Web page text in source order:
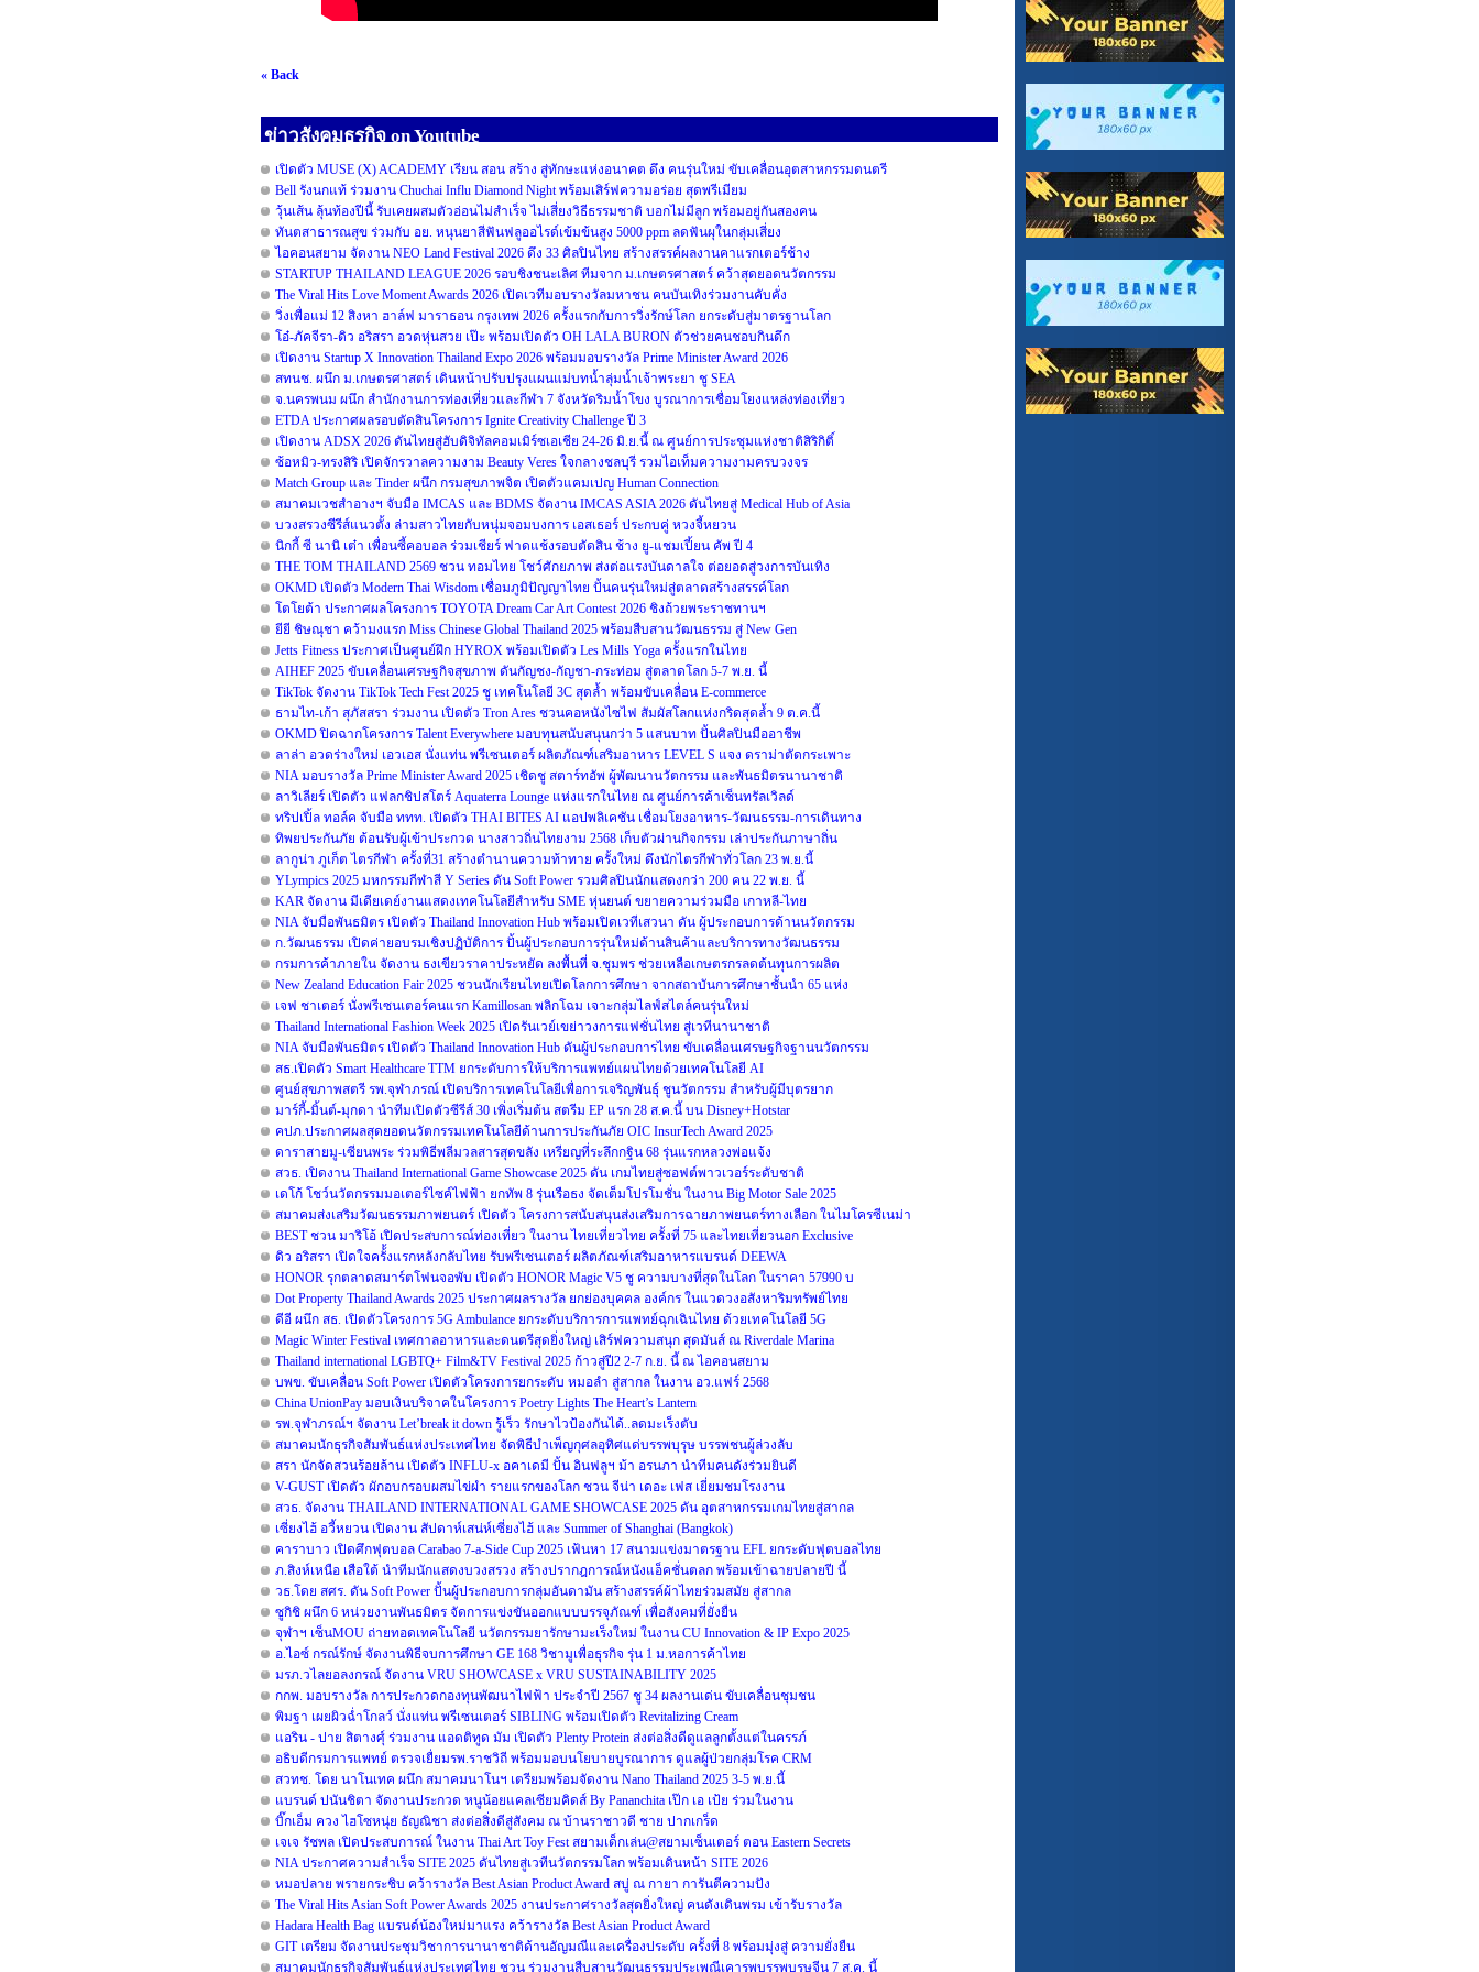
« Back
ข่าวสังคมธุรกิจ on Youtube
เปิดตัว MUSE (X) ACADEMY เรียน สอน สร้าง สู่ทักษะแห่งอนาคต ดึง คนรุ่นใหม่ ขับเคลื่อนอุตสาหกรรมดนตรี
Bell รังนกแท้ ร่วมงาน Chuchai Influ Diamond Night พร้อมเสิร์ฟความอร่อย สุดพรีเมียม
วุ้นเส้น ลุ้นท้องปีนี้ รับเคยผสมตัวอ่อนไม่สำเร็จ ไม่เสี่ยงวิธีธรรมชาติ บอกไม่มีลูก พร้อมอยู่กันสองคน
ทันตสาธารณสุข ร่วมกับ อย. หนุนยาสีฟันฟลูออไรด์เข้มข้นสูง 5000 ppm ลดฟันผุในกลุ่มเสี่ยง
ไอคอนสยาม จัดงาน NEO Land Festival 2026 ดึง 33 ศิลปินไทย สร้างสรรค์ผลงานคาแรกเตอร์ช้าง
STARTUP THAILAND LEAGUE 2026 รอบชิงชนะเลิศ ทีมจาก ม.เกษตรศาสตร์ คว้าสุดยอดนวัตกรรม
The Viral Hits Love Moment Awards 2026 เปิดเวทีมอบรางวัลมหาชน คนบันเทิงร่วมงานคับคั่ง
วิ่งเพื่อแม่ 12 สิงหา ฮาล์ฟ มาราธอน กรุงเทพ 2026 ครั้งแรกกับการวิ่งรักษ์โลก ยกระดับสู่มาตรฐานโลก
โอ๋-ภัคจีรา-ดิว อริสรา อวดหุ่นสวย เป๊ะ พร้อมเปิดตัว OH LALA BURON ตัวช่วยคนชอบกินดึก
เปิดงาน Startup X Innovation Thailand Expo 2026 พร้อมมอบรางวัล Prime Minister Award 2026
สทนช. ผนึก ม.เกษตรศาสตร์ เดินหน้าปรับปรุงแผนแม่บทน้ำลุ่มน้ำเจ้าพระยา ชู SEA
จ.นครพนม ผนึก สำนักงานการท่องเที่ยวและกีฬา 7 จังหวัดริมน้ำโขง บูรณาการเชื่อมโยงแหล่งท่องเที่ยว
ETDA ประกาศผลรอบตัดสินโครงการ Ignite Creativity Challenge ปี 3
เปิดงาน ADSX 2026 ดันไทยสู่ฮับดิจิทัลคอมเมิร์ซเอเชีย 24-26 มิ.ย.นี้ ณ ศูนย์การประชุมแห่งชาติสิริกิติ์
ซ้อหมิว-ทรงสิริ เปิดจักรวาลความงาม Beauty Veres ใจกลางชลบุรี รวมไอเท็มความงามครบวงจร
Match Group และ Tinder ผนึก กรมสุขภาพจิต เปิดตัวแคมเปญ Human Connection
สมาคมเวชสำอางฯ จับมือ IMCAS และ BDMS จัดงาน IMCAS ASIA 2026 ดันไทยสู่ Medical Hub of Asia
บวงสรวงซีรีส์แนวตั้ง ล่ามสาวไทยกับหนุ่มจอมบงการ เอสเธอร์ ประกบคู่ หวงจี้หยวน
นิกกี้ ซี นานิ เต๋า เพื่อนซี้คอบอล ร่วมเชียร์ ฟาดแช้งรอบตัดสิน ช้าง ยู-แชมเปี้ยน คัพ ปี 4
THE TOM THAILAND 2569 ชวน ทอมไทย โชว์ศักยภาพ ส่งต่อแรงบันดาลใจ ต่อยอดสู่วงการบันเทิง
OKMD เปิดตัว Modern Thai Wisdom เชื่อมภูมิปัญญาไทย ปั้นคนรุ่นใหม่สู่ตลาดสร้างสรรค์โลก
โตโยต้า ประกาศผลโครงการ TOYOTA Dream Car Art Contest 2026 ชิงถ้วยพระราชทานฯ
ยียี ชิษณุชา คว้ามงแรก Miss Chinese Global Thailand 2025 พร้อมสืบสานวัฒนธรรม สู่ New Gen
Jetts Fitness ประกาศเป็นศูนย์ฝึก HYROX พร้อมเปิดตัว Les Mills Yoga ครั้งแรกในไทย
AIHEF 2025 ขับเคลื่อนเศรษฐกิจสุขภาพ ดันกัญชง-กัญชา-กระท่อม สู่ตลาดโลก 5-7 พ.ย. นี้
TikTok จัดงาน TikTok Tech Fest 2025 ชู เทคโนโลยี 3C สุดล้ำ พร้อมขับเคลื่อน E-commerce
ธามไท-เก้า สุภัสสรา ร่วมงาน เปิดตัว Tron Ares ชวนคอหนังไซไฟ สัมผัสโลกแห่งกริดสุดล้ำ 9 ต.ค.นี้
OKMD ปิดฉากโครงการ Talent Everywhere มอบทุนสนับสนุนกว่า 5 แสนบาท ปั้นศิลปินมืออาชีพ
ลาล่า อวดร่างใหม่ เอวเอส นั่งแท่น พรีเซนเตอร์ ผลิตภัณฑ์เสริมอาหาร LEVEL S แจง ดราม่าตัดกระเพาะ
NIA มอบรางวัล Prime Minister Award 2025 เชิดชู สตาร์ทอัพ ผู้พัฒนานวัตกรรม และพันธมิตรนานาชาติ
ลาวิเลียร์ เปิดตัว แฟลกชิปสโตร์ Aquaterra Lounge แห่งแรกในไทย ณ ศูนย์การค้าเซ็นทรัลเวิลด์
ทริปเปิ้ล ทอล์ค จับมือ ททท. เปิดตัว THAI BITES AI แอปพลิเคชัน เชื่อมโยงอาหาร-วัฒนธรรม-การเดินทาง
ทิพยประกันภัย ต้อนรับผู้เข้าประกวด นางสาวถิ่นไทยงาม 2568 เก็บตัวผ่านกิจกรรม เล่าประกันภาษาถิ่น
ลากูน่า ภูเก็ต ไตรกีฬา ครั้งที่31 สร้างตำนานความท้าทาย ครั้งใหม่ ดึงนักไตรกีฬาทั่วโลก 23 พ.ย.นี้
YLympics 2025 มหกรรมกีฬาสี Y Series ดัน Soft Power รวมศิลปินนักแสดงกว่า 200 คน 22 พ.ย. นี้
KAR จัดงาน มีเดียเดย์งานแสดงเทคโนโลยีสำหรับ SME หุ่นยนต์ ขยายความร่วมมือ เกาหลี-ไทย
NIA จับมือพันธมิตร เปิดตัว Thailand Innovation Hub พร้อมเปิดเวทีเสวนา ดัน ผู้ประกอบการด้านนวัตกรรม
ก.วัฒนธรรม เปิดค่ายอบรมเชิงปฏิบัติการ ปั้นผู้ประกอบการรุ่นใหม่ด้านสินค้าและบริการทางวัฒนธรรม
กรมการค้าภายใน จัดงาน ธงเขียวราคาประหยัด ลงพื้นที่ จ.ชุมพร ช่วยเหลือเกษตรกรลดต้นทุนการผลิต
New Zealand Education Fair 2025 ชวนนักเรียนไทยเปิดโลกการศึกษา จากสถาบันการศึกษาชั้นนำ 65 แห่ง
เจฟ ชาเตอร์ นั่งพรีเซนเตอร์คนแรก Kamillosan พลิกโฉม เจาะกลุ่มไลฟ์สไตล์คนรุ่นใหม่
Thailand International Fashion Week 2025 เปิดรันเวย์เขย่าวงการแฟชั่นไทย สู่เวทีนานาชาติ
NIA จับมือพันธมิตร เปิดตัว Thailand Innovation Hub ดันผู้ประกอบการไทย ขับเคลื่อนเศรษฐกิจฐานนวัตกรรม
สธ.เปิดตัว Smart Healthcare TTM ยกระดับการให้บริการแพทย์แผนไทยด้วยเทคโนโลยี AI
ศูนย์สุขภาพสตรี รพ.จุฬาภรณ์ เปิดบริการเทคโนโลยีเพื่อการเจริญพันธุ์ ชูนวัตกรรม สำหรับผู้มีบุตรยาก
มาร์กี้-มิ้นต์-มุกดา นำทีมเปิดตัวซีรีส์ 30 เพิ่งเริ่มต้น สตรีม EP แรก 28 ส.ค.นี้ บน Disney+Hotstar
คปภ.ประกาศผลสุดยอดนวัตกรรมเทคโนโลยีด้านการประกันภัย OIC InsurTech Award 2025
ดาราสายมู-เซียนพระ ร่วมพิธีพลีมวลสารสุดขลัง เหรียญที่ระลึกกฐิน 68 รุ่นแรกหลวงพ่อแจ้ง
สวธ. เปิดงาน Thailand International Game Showcase 2025 ดัน เกมไทยสู่ซอฟต์พาวเวอร์ระดับชาติ
เดโก้ โชว์นวัตกรรมมอเตอร์ไซค์ไฟฟ้า ยกทัพ 8 รุ่นเรือธง จัดเต็มโปรโมชั่น ในงาน Big Motor Sale 2025
สมาคมส่งเสริมวัฒนธรรมภาพยนตร์ เปิดตัว โครงการสนับสนุนส่งเสริมการฉายภาพยนตร์ทางเลือก ในไมโครซีเนม่า
BEST ชวน มาริโอ้ เปิดประสบการณ์ท่องเที่ยว ในงาน ไทยเที่ยวไทย ครั้งที่ 75 และไทยเที่ยวนอก Exclusive
ดิว อริสรา เปิดใจครั้้งแรกหลังกลับไทย รับพรีเซนเตอร์ ผลิตภัณฑ์เสริมอาหารแบรนด์ DEEWA
HONOR รุกตลาดสมาร์ตโฟนจอพับ เปิดตัว HONOR Magic V5 ชู ความบางที่สุดในโลก ในราคา 57990 บ
Dot Property Thailand Awards 2025 ประกาศผลรางวัล ยกย่องบุคคล องค์กร ในแวดวงอสังหาริมทรัพย์ไทย
ดีอี ผนึก สธ. เปิดตัวโครงการ 5G Ambulance ยกระดับบริการการแพทย์ฉุกเฉินไทย ด้วยเทคโนโลยี 5G
Magic Winter Festival เทศกาลอาหารและดนตรีสุดยิ่งใหญ่ เสิร์ฟความสนุก สุดมันส์ ณ Riverdale Marina
Thailand international LGBTQ+ Film&TV Festival 2025 ก้าวสู่ปี2 2-7 ก.ย. นี้ ณ ไอคอนสยาม
บพข. ขับเคลื่อน Soft Power เปิดตัวโครงการยกระดับ หมอลำ สู่สากล ในงาน อว.แฟร์ 2568
China UnionPay มอบเงินบริจาคในโครงการ Poetry Lights The Heart’s Lantern
รพ.จุฬาภรณ์ฯ จัดงาน Let’break it down รู้เร็ว รักษาไวป้องกันได้..ลดมะเร็งตับ
สมาคมนักธุรกิจสัมพันธ์แห่งประเทศไทย จัดพิธีบำเพ็ญกุศลอุทิศแด่บรรพบุรุษ บรรพชนผู้ล่วงลับ
สรา นักจัดสวนร้อยล้าน เปิดตัว INFLU-x อคาเดมี ปั้น อินฟลูฯ ม้า อรนภา นำทีมคนดังร่วมยินดี
V-GUST เปิดตัว ผักอบกรอบผสมไข่ผำ รายแรกของโลก ชวน จีน่า เดอะ เฟส เยี่ยมชมโรงงาน
สวธ. จัดงาน THAILAND INTERNATIONAL GAME SHOWCASE 2025 ดัน อุตสาหกรรมเกมไทยสู่สากล
เซี่ยงไฮ้ อวี้หยวน เปิดงาน สัปดาห์เสน่ห์เซี่ยงไฮ้ และ Summer of Shanghai (Bangkok)
คาราบาว เปิดศึกฟุตบอล Carabao 7-a-Side Cup 2025 เฟ้นหา 17 สนามแข่งมาตรฐาน EFL ยกระดับฟุตบอลไทย
ภ.สิงห์เหนือ เสือใต้ นำทีมนักแสดงบวงสรวง สร้างปรากฎการณ์หนังแอ็คชั่นตลก พร้อมเข้าฉายปลายปี นี้
วธ.โดย สศร. ดัน Soft Power ปั้นผู้ประกอบการกลุ่มอันดามัน สร้างสรรค์ผ้าไทยร่วมสมัย สู่สากล
ซูกิชิ ผนึก 6 หน่วยงานพันธมิตร จัดการแข่งขันออกแบบบรรจุภัณฑ์ เพื่อสังคมที่ยั่งยืน
จุฬาฯ เซ็นMOU ถ่ายทอดเทคโนโลยี นวัตกรรมยารักษามะเร็งใหม่ ในงาน CU Innovation & IP Expo 2025
อ.ไอซ์ กรณ์รักษ์ จัดงานพิธีจบการศึกษา GE 168 วิชามูเพื่อธุรกิจ รุ่น 1 ม.หอการค้าไทย
มรภ.วไลยอลงกรณ์ จัดงาน VRU SHOWCASE x VRU SUSTAINABILITY 2025
กกพ. มอบรางวัล การประกวดกองทุนพัฒนาไฟฟ้า ประจำปี 2567 ชู 34 ผลงานเด่น ขับเคลื่อนชุมชน
พิมฐา เผยผิวฉ่ำโกลว์ นั่งแท่น พรีเซนเตอร์ SIBLING พร้อมเปิดตัว Revitalizing Cream
แอริน - ปาย สิตางศุ์ ร่วมงาน แอดติทูด มัม เปิดตัว Plenty Protein ส่งต่อสิ่งดีดูแลลูกตั้งแต่ในครรภ์
อธิบดีกรมการแพทย์ ตรวจเยื่ยมรพ.ราชวิถี พร้อมมอบนโยบายบูรณาการ ดูแลผู้ป่วยกลุ่มโรค CRM
สวทช. โดย นาโนเทค ผนึก สมาคมนาโนฯ เตรียมพร้อมจัดงาน Nano Thailand 2025 3-5 พ.ย.นี้
แบรนด์ ปนันชิตา จัดงานประกวด หนูน้อยแคลเซียมคิดส์ By Pananchita เป๊ก เอ เป้ย ร่วมในงาน
บิ๊กเอ็ม ควง ไฮโซหนุ่ย ธัญณิชา ส่งต่อสิ่งดีสู่สังคม ณ บ้านราชาวดี ชาย ปากเกร็ด
เจเจ รัชพล เปิดประสบการณ์ ในงาน Thai Art Toy Fest สยามเด็กเล่น@สยามเซ็นเตอร์ ตอน Eastern Secrets
NIA ประกาศความสำเร็จ SITE 2025 ดันไทยสู่เวทีนวัตกรรมโลก พร้อมเดินหน้า SITE 2026
หมอปลาย พรายกระชิบ คว้ารางวัล Best Asian Product Award สบู่ ณ กายา การันตีความปัง
The Viral Hits Asian Soft Power Awards 2025 งานประกาศรางวัลสุดยิ่งใหญ่ คนดังเดินพรม เข้ารับรางวัล
Hadara Health Bag แบรนด์น้องใหม่มาแรง คว้ารางวัล Best Asian Product Award
GIT เตรียม จัดงานประชุมวิชาการนานาชาติด้านอัญมณีและเครื่องประดับ ครั้งที่ 8 พร้อมมุ่งสู่ ความยั่งยืน
สมาคมนักธุรกิจสัมพันธ์แห่งประเทศไทย ชวน ร่วมงานสืบสานวัฒนธรรมประเพณีเคารพบรรพบุรุษจีน 7 ส.ค. นี้